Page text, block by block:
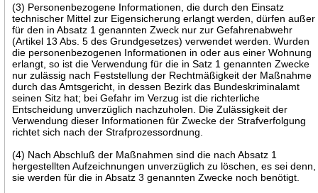
(3) Personenbezogene Informationen, die durch den Einsatz
technischer Mittel zur Eigensicherung erlangt werden, dürfen außer
für den in Absatz 1 genannten Zweck nur zur Gefahrenabwehr
(Artikel 13 Abs. 5 des Grundgesetzes) verwendet werden. Wurden
die personenbezogenen Informationen in oder aus einer Wohnung
erlangt, so ist die Verwendung für die in Satz 1 genannten Zwecke
nur zulässig nach Feststellung der Rechtmäßigkeit der Maßnahme
durch das Amtsgericht, in dessen Bezirk das Bundeskriminalamt
seinen Sitz hat; bei Gefahr im Verzug ist die richterliche
Entscheidung unverzüglich nachzuholen. Die Zulässigkeit der
Verwendung dieser Informationen für Zwecke der Strafverfolgung
richtet sich nach der Strafprozessordnung.
(4) Nach Abschluß der Maßnahmen sind die nach Absatz 1
hergestellten Aufzeichnungen unverzüglich zu löschen, es sei denn,
sie werden für die in Absatz 3 genannten Zwecke noch benötigt.